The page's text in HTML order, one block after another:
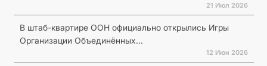
21 Июл 2026
В штаб-квартире ООН официально открылись Игры
Организации Объединённых...
12 Июн 2026